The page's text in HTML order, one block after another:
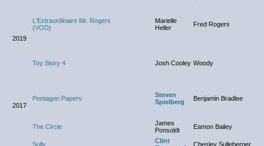
2019
L'Extraordinaire Mr. Rogers
(VOD)
Marielle
Heller
Fred Rogers
Toy Story 4 Josh Cooley Woody
2017
Pentagon Papers
Steven
Spielberg
Benjamin Bradlee
The Circle
James
Ponsoldt
Eamon Bailey
Sully
Clint
Chesley Sulleberger